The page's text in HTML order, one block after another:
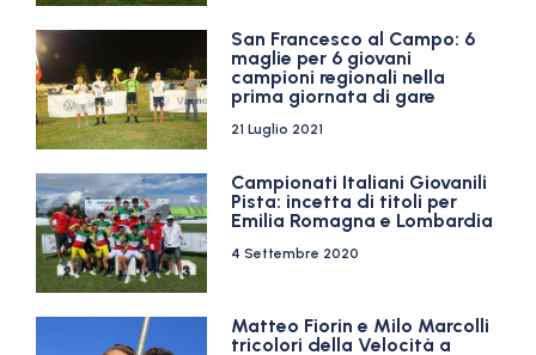
San Francesco al Campo: 6
maglie per 6 giovani
campioni regionali nella
prima giornata di gare
21 Luglio 2021
Campionati Italiani Giovanili
Pista: incetta di titoli per
Emilia Romagna e Lombardia
4 Settembre 2020
Matteo Fiorin e Milo Marcolli
tricolori della Velocità a